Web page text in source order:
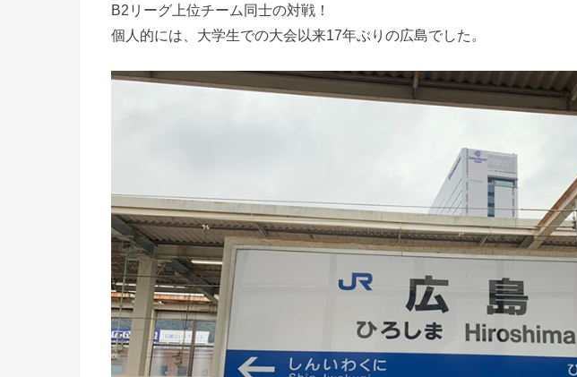
B2リーグ上位チーム同士の対戦！
個人的には、大学生での大会以来17年ぶりの広島でした。